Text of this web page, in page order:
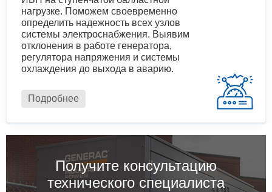
нагрузке. Поможем своевременно
определить надежность всех узлов
системы электроснабжения. Выявим
отклонения в работе генератора,
регулятора напряжения и системы
охлаждения до выхода в аварию.
Подробнее
Получите консультацию
технического специалиста